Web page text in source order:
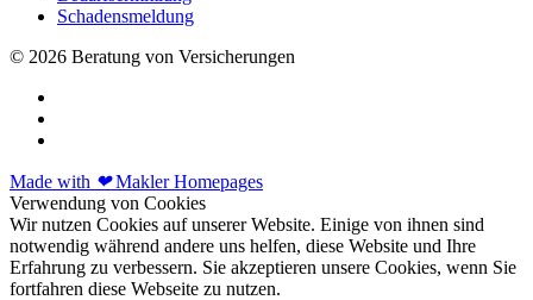
Schadensmeldung
© 2026 Beratung von Versicherungen
Made with ❤Makler Homepages
Verwendung von Cookies
Wir nutzen Cookies auf unserer Website. Einige von ihnen sind
notwendig während andere uns helfen, diese Website und Ihre
Erfahrung zu verbessern. Sie akzeptieren unsere Cookies, wenn Sie
fortfahren diese Webseite zu nutzen.